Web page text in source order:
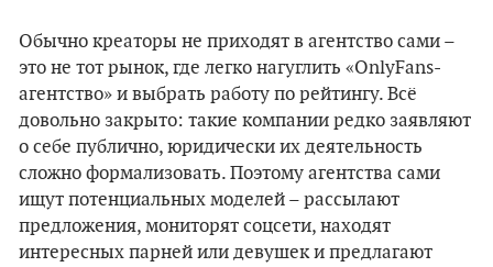
Обычно креаторы не приходят в агентство сами –
это не тот рынок, где легко нагуглить «OnlyFans-
агентство» и выбрать работу по рейтингу. Всё
довольно закрыто: такие компании редко заявляют
о себе публично, юридически их деятельность
сложно формализовать. Поэтому агентства сами
ищут потенциальных моделей – рассылают
предложения, мониторят соцсети, находят
интересных парней или девушек и предлагают